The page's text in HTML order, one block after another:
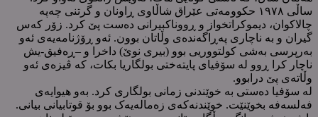
ساڵی ١٩٧٨ حکوومەتی عێراق شاڵاوی ڕاونان و گرتنی چەپە
چالاکوان، دیموکراتخواز و ڕووناکبیرانی دەست پێ کرد. زۆر کەس
گیران و بە ناچاری پەڕاگەندەی وڵاتان بوون. ئەو ڕۆژنامەیەی ئەو
بەرپرسی بەشی کولتووریی بوو (بیری نوێ) داخرا و –ڕەفیق-یش
ناچار کرا ڕوو لە سۆفیای پایتەختی بولگاریا بکات، کە ڤیزەی ئەو
وڵاتەی پێ درابوو.
لە سۆفیا دەستی بە خوێندنی زمانی بولگاری کرد. بەو هیوایەی
فەلسەفە بخوێنێت. خوێندنەکەی زەمالەیەک بوو بۆ قوتابیانی بیانی.